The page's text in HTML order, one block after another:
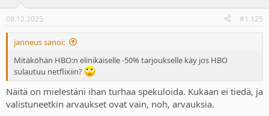
s
:
08.12.2025 #1 125
janneus sanoi:
Mitäköhän HBO:n elinikäiselle -50% tarjoukselle käy jos HBO
sulautuu netflixiin?
Näitä on mielestäni ihan turhaa spekuloida. Kukaan ei tiedä, ja
valistuneetkin arvaukset ovat vain, noh, arvauksia.